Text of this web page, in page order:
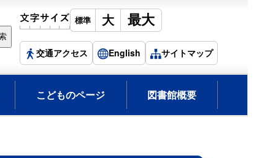
交通アクセス English サイトマップ
こどものページ 図書館概要